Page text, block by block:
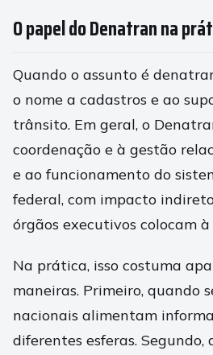
O papel do Denatran na
Quando o assunto é
o nome a cadastros e ao
trânsito. Em geral, o
coordenação e à gestão
e ao funcionamento do
federal, com impacto
órgãos executivos colocam à
Na prática, isso costuma
maneiras. Primeiro, quando
nacionais alimentam
diferentes esferas. Segundo,